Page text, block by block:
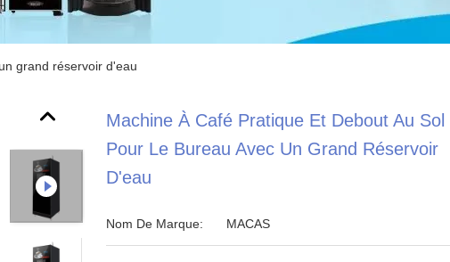
grand réservoir d'eau
Machine À Café Pratique Et Debout Au Sol
Pour Le Bureau Avec Un Grand Réservoir
D'eau
Nom De Marque: MACAS